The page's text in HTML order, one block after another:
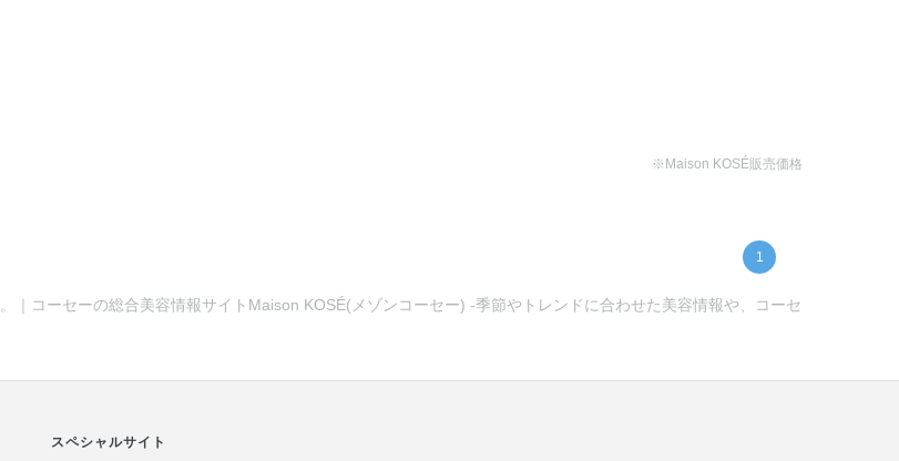
※Maison KOSÉ販売価格
1
｜コーセーの総合美容情報サイトMaison KOSÉ(メゾンコーセー) -季節やトレンドに合わせた美容情報や、コーセ
スペシャルサイト